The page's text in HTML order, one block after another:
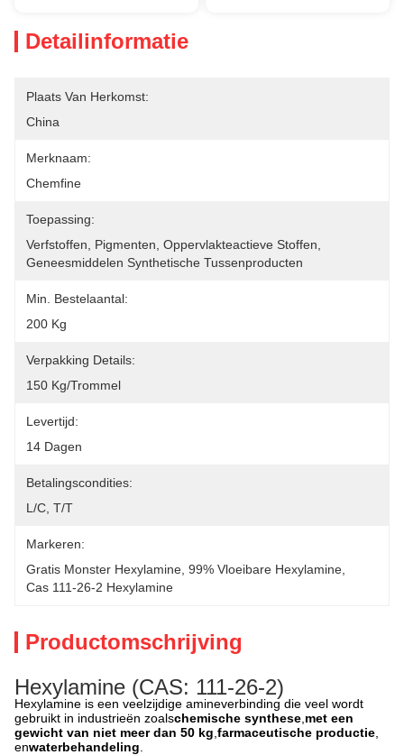
Detailinformatie
Plaats Van Herkomst:
China
Merknaam:
Chemfine
Toepassing:
Verfstoffen, Pigmenten, Oppervlakteactieve Stoffen,
Geneesmiddelen Synthetische Tussenproducten
Min. Bestelaantal:
200 Kg
Verpakking Details:
150 Kg/trommel
Levertijd:
14 Dagen
Betalingscondities:
L/C, T/T
Markeren:
Gratis Monster Hexylamine 99% Vloeibare Hexylamine
Cas 111-26-2 Hexylamine
Productomschrijving
Hexylamine (CAS: 111-26-2)
Hexylamine is een veelzijdige amineverbinding die veel wordt
gebruikt in industrieën zoalschemische synthese met een
gewicht van niet meer dan 50 kg farmaceutische productie
enwaterbehandeling